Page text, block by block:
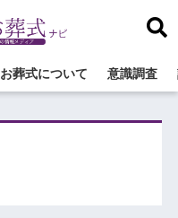
お葬式について 意識調査